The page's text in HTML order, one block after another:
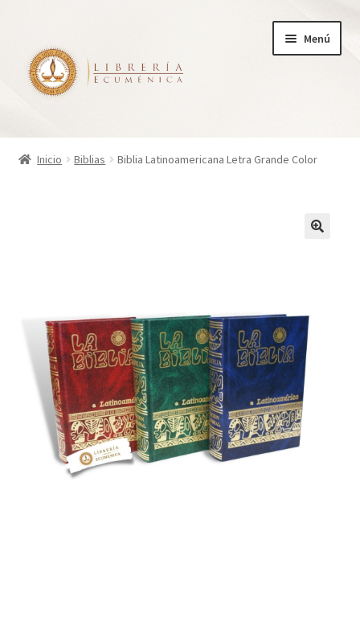
la
navegación
contenido
Menú
Inicio
Mi cuenta
Política de privacidad
Contáctanos
Inicio Biblias Biblia Latinoamericana Letra Grande Color